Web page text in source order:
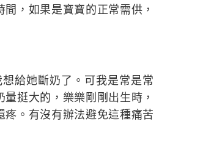
，如果是寶寶的正常需供，
給她斷奶了。可我是常是常
挺大的，樂樂剛剛出生時，
。有沒有辦法避免這種痛苦